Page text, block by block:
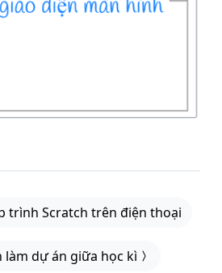
trình Scratch trên điện thoại
làm dự án giữa học kì